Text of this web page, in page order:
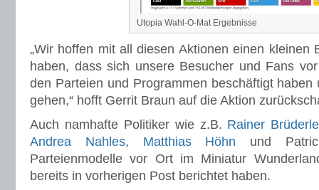
Utopia Wahl-O-Mat Ergebnisse
„Wir hoffen mit all diesen Aktionen einen kleinen
haben, dass sich unsere Besucher und Fans
den Parteien und Programmen beschäftigt
gehen,“ hofft Gerrit Braun auf die Aktion
Auch namhafte Politiker wie z.B. Rainer Brüderle
Andrea Nahles, Matthias Höhn und
Parteienmodelle vor Ort im Miniatur
bereits in vorherigen Post berichtet haben.